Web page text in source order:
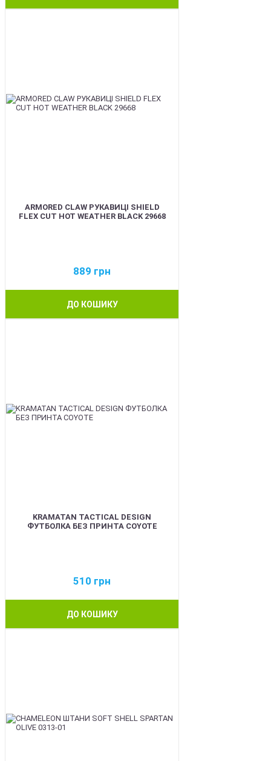
ARMORED CLAW РУКАВИЦІ SHIELD
FLEX CUT HOT WEATHER BLACK 29668
889 грн
ДО КОШИКУ
KRAMATAN TACTICAL DESIGN
ФУТБОЛКА БЕЗ ПРИНТА COYOTE
510 грн
ДО КОШИКУ